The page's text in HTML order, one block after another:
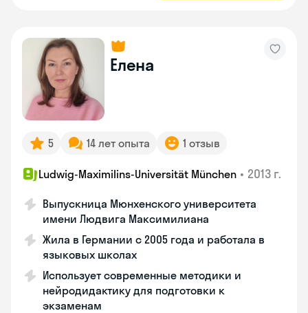
Елена
5 14 лет опыта 1 отзыв
Ludwig-Maximilins-Universität München • 2013 г.
Выпускница Мюнхенского университета
имени Людвига Максимилиана
Жила в Германии с 2005 года и работала в
языковых школах
Использует современные методики и
нейродидактику для подготовки к
экзаменам